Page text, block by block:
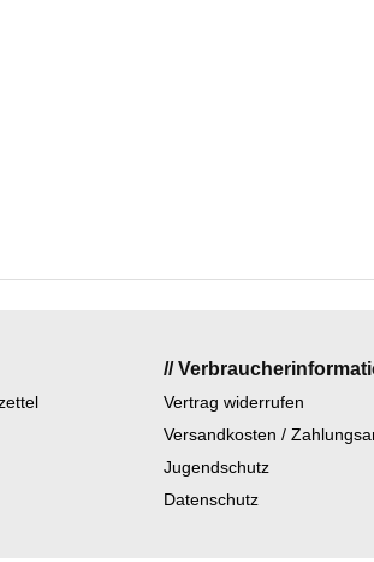
//
Vertrag widerrufen
Versandkosten /
Jugendschutz
Datenschutz